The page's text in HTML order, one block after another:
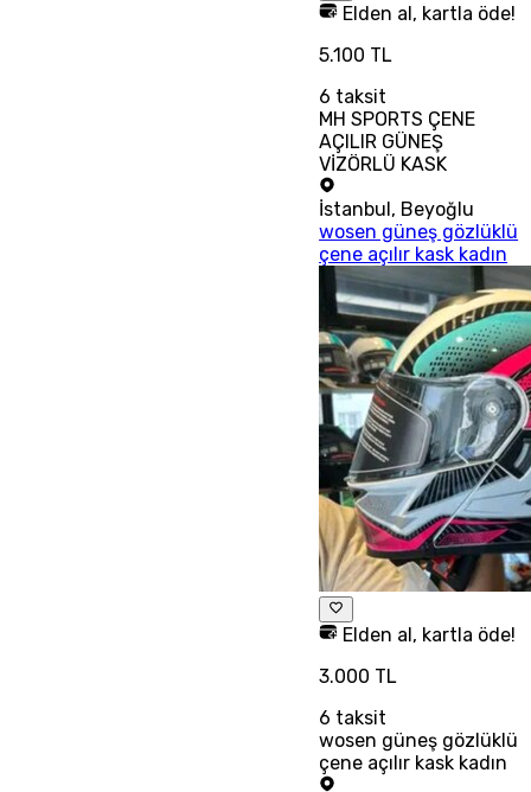
Elden al, kartla öde!
5.100 TL
6 taksit
MH SPORTS ÇENE
AÇILIR GÜNEŞ
VİZÖRLÜ KASK
İstanbul, Beyoğlu
wosen güneş gözlüklü
çene açılır kask kadın
Elden al, kartla öde!
3.000 TL
6 taksit
wosen güneş gözlüklü
çene açılır kask kadın